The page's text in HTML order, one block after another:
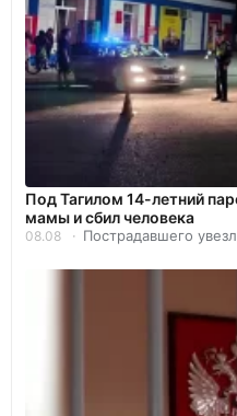
Под Тагилом 14-летний
мамы и сбил человека
08.08 Пострадавшего